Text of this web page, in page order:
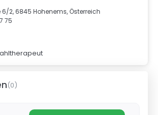
2, 6845 Hohenems, Österreich
75
(0)